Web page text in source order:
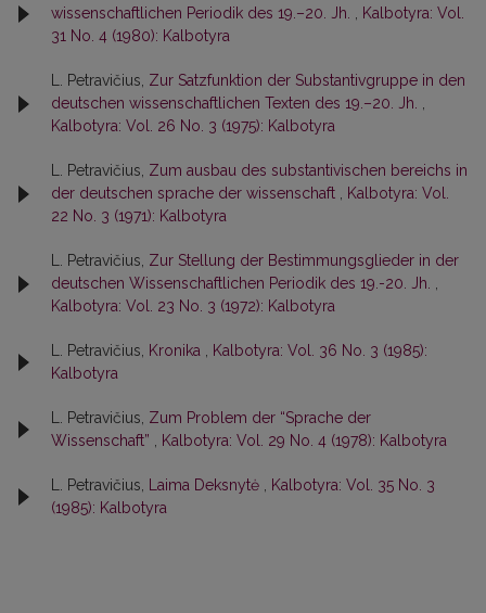
wissenschaftlichen Periodik des 19.–20. Jh.
Kalbotyra: Vol.
31 No. 4 (1980): Kalbotyra
L. Petravičius, Zur Satzfunktion der Substantivgruppe in den
deutschen wissenschaftlichen Texten des 19.–20. Jh.
Kalbotyra: Vol. 26 No. 3 (1975): Kalbotyra
L. Petravičius, Zum ausbau des substantivischen bereichs in
der deutschen sprache der wissenschaft
Kalbotyra: Vol.
22 No. 3 (1971): Kalbotyra
L. Petravičius, Zur Stellung der Bestimmungsglieder in der
deutschen Wissenschaftlichen Periodik des 19.-20. Jh.
Kalbotyra: Vol. 23 No. 3 (1972): Kalbotyra
L. Petravičius, Kronika
Kalbotyra: Vol. 36 No. 3 (1985):
Kalbotyra
L. Petravičius, Zum Problem der “Sprache der
Wissenschaft”
Kalbotyra: Vol. 29 No. 4 (1978): Kalbotyra
L. Petravičius, Laima Deksnytė
Kalbotyra: Vol. 35 No. 3
(1985): Kalbotyra